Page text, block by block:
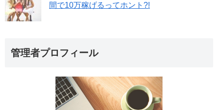
間で10万稼げるってホント?!
管理者プロフィール